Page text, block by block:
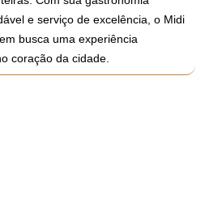
e serviço de excelência, o Midi
busca uma experiência
coração da cidade.